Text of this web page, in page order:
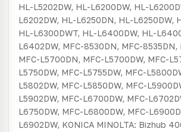
HL-L5202DW, HL-L6200DW, HL-
L6202DW, HL-L6250DN, HL-L6250DW,
HL-L6300DWT, HL-L6400DW, HL-
L6402DW, MFC-8530DN, MFC-
MFC-L5700DN, MFC-L5700DW, MFC-
L5750DW, MFC-L5755DW, MFC-
L5802DW, MFC-L5850DW, MFC-
L5902DW, MFC-L6700DW, MFC-
L6750DW, MFC-L6800DW, MFC-
L6902DW, KONICA MINOLTA: Bizhub